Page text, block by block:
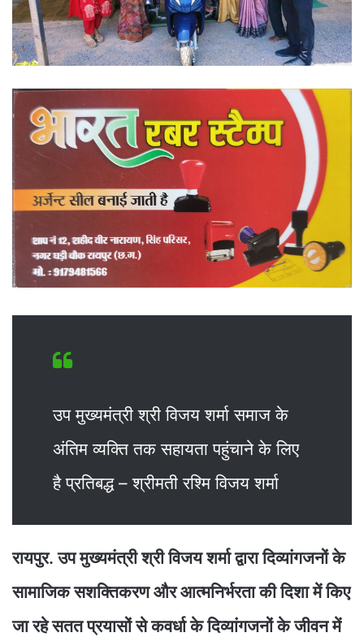
उप मुख्यमंत्री श्री विजय शर्मा समाज के
अंतिम व्यक्ति तक सहायता पहुंचाने के लिए
है प्रतिबद्ध – श्रीमती रश्मि विजय शर्मा
रायपुर. उप मुख्यमंत्री श्री विजय शर्मा द्वारा दिव्यांगजनों के
सामाजिक सशक्तिकरण और आत्मनिर्भरता की दिशा में किए
जा रहे सतत प्रयासों से कवर्धा के दिव्यांगजनों के जीवन में